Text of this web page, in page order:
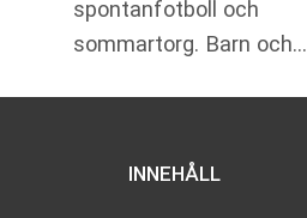
spontanfotboll och
sommartorg. Barn och…
INNEHÅLL